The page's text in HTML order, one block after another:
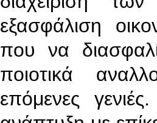
εξασφάλιση
που να
ποιοτικά
επόμενες